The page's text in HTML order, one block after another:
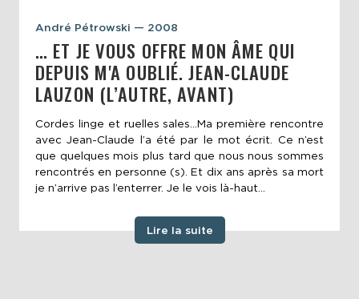
André Pétrowski — 2008
… ET JE VOUS OFFRE MON ÂME QUI
DEPUIS M'A OUBLIÉ. JEAN-CLAUDE
LAUZON (L’AUTRE, AVANT)
Cordes linge et ruelles sales…Ma première rencontre
avec Jean-Claude l’a été par le mot écrit. Ce n’est
que quelques mois plus tard que nous nous sommes
rencontrés en personne (s). Et dix ans après sa mort
je n’arrive pas l’enterrer. Je le vois là-haut...
Lire la suite